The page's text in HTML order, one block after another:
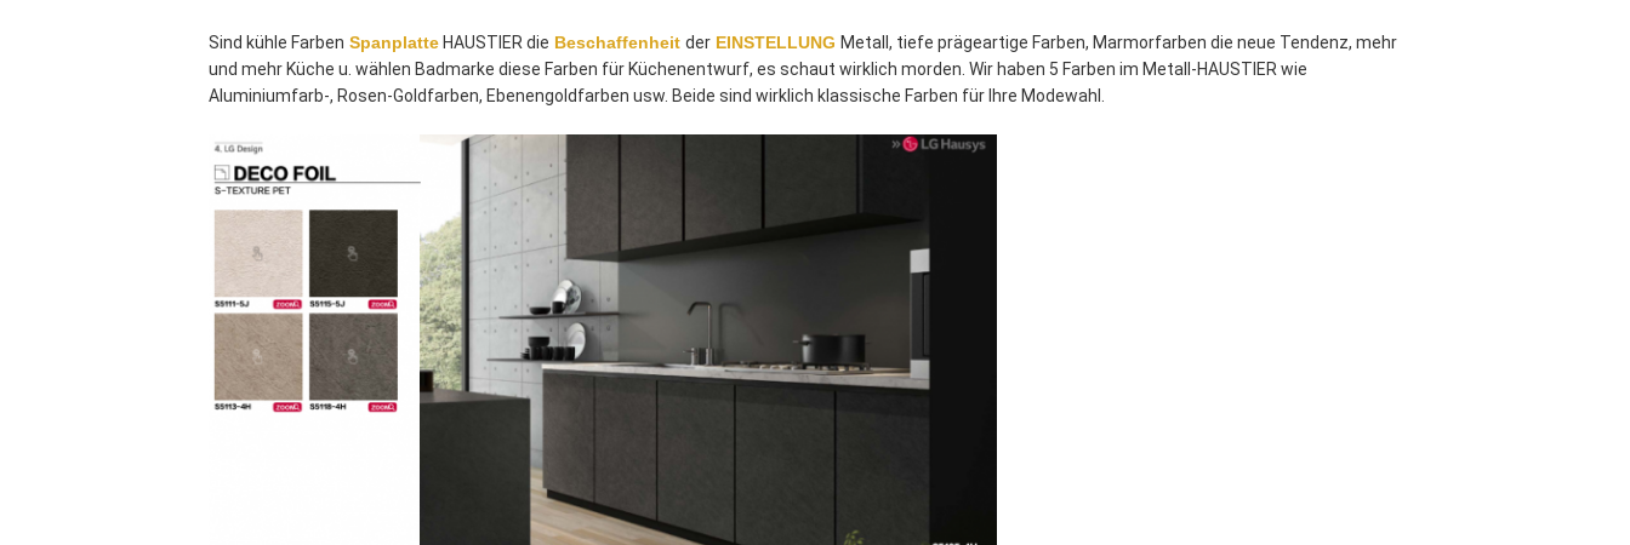
Sind kühle Farben Spanplatte HAUSTIER die Beschaffenheit der EINSTELLUNG Metall, tiefe prägeartige Farben, Marmorfarben die neue Tendenz, mehr
und mehr Küche u. wählen Badmarke diese Farben für Küchenentwurf, es schaut wirklich morden. Wir haben 5 Farben im Metall-HAUSTIER wie
Aluminiumfarb-, Rosen-Goldfarben, Ebenengoldfarben usw. Beide sind wirklich klassische Farben für Ihre Modewahl.